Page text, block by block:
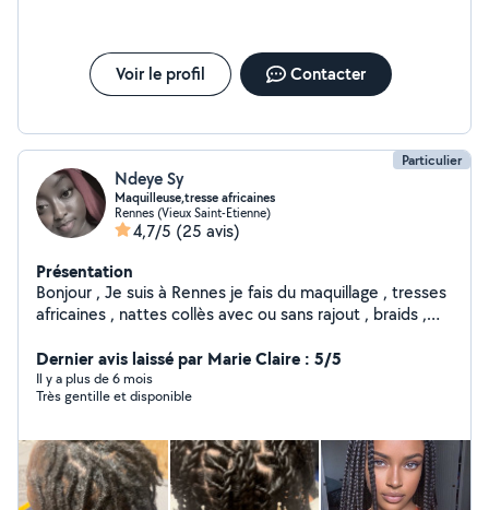
Voir le profil Contacter
Particulier
Ndeye Sy
Maquilleuse,tresse africaines
Rennes (Vieux Saint-Etienne)
4,7/5 (25 avis)
Présentation
Bonjour , Je suis à Rennes je fais du maquillage , tresses
africaines , nattes collès avec ou sans rajout , braids ,
contacter. A bientot.
Dernier avis laissé par Marie Claire : 5/5
Il y a plus de 6 mois
Très gentille et disponible